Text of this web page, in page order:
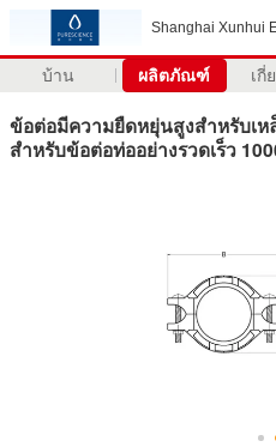
Shanghai Xunhui
บ้าน ผลิตภัณฑ์ เกี่
ข้อต่อมีความยืดหยุ่นสูงสำหรับเ
สำหรับข้อต่อท่ออย่างรวดเร็ว